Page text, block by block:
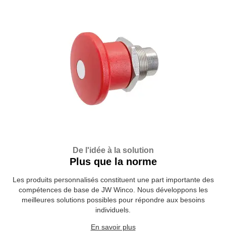
De l'idée à la solution
Plus que la norme
Les produits personnalisés constituent une part importante des
compétences de base de JW Winco. Nous développons les
meilleures solutions possibles pour répondre aux besoins
individuels.
En savoir plus